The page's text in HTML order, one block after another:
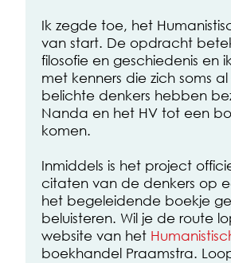
Ik zegde toe, het
van start. De opdracht
filosofie en geschiedenis en
met kenners die zich soms
belichte denkers hebben
Nanda en het HV tot een
komen.
Inmiddels is het project
citaten van de denkers op
het begeleidende boekje
beluisteren. Wil je de route
website van het
boekhandel Praamstra.